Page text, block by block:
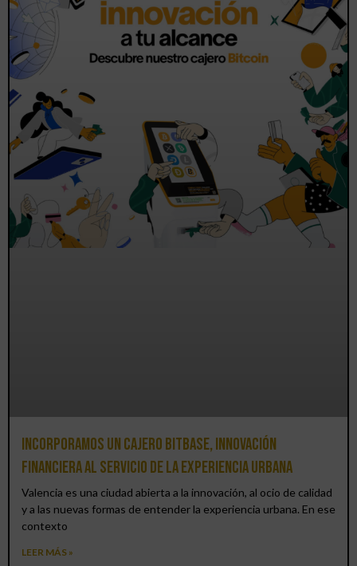
Incorporamos un cajero BitBase, innovación
financiera al servicio de la experiencia urbana
Valencia es una ciudad abierta a la innovación, al ocio de calidad
y a las nuevas formas de entender la experiencia urbana. En ese
contexto
LEER MÁS »